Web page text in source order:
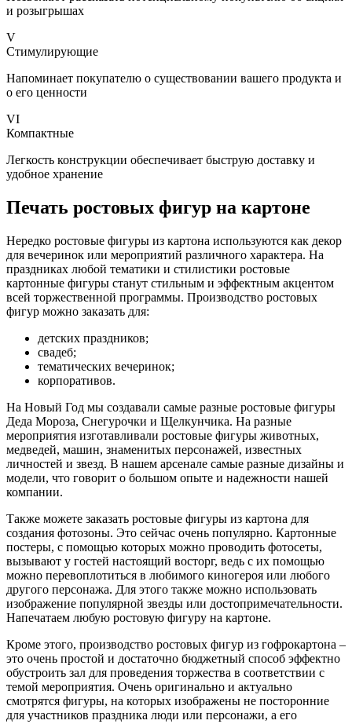
и розыгрышах
V
Стимулирующие
Напоминает покупателю о существовании вашего продукта и
о его ценности
VI
Компактные
Легкость конструкции обеспечивает быструю доставку и
удобное хранение
Печать ростовых фигур на картоне
Нередко ростовые фигуры из картона используются как декор
для вечеринок или мероприятий различного характера. На
праздниках любой тематики и стилистики ростовые
картонные фигуры станут стильным и эффектным акцентом
всей торжественной программы. Производство ростовых
фигур можно заказать для:
детских праздников;
свадеб;
тематических вечеринок;
корпоративов.
На Новый Год мы создавали самые разные ростовые фигуры
Деда Мороза, Снегурочки и Щелкунчика. На разные
мероприятия изготавливали ростовые фигуры животных,
медведей, машин, знаменитых персонажей, известных
личностей и звезд. В нашем арсенале самые разные дизайны и
модели, что говорит о большом опыте и надежности нашей
компании.
Также можете заказать ростовые фигуры из картона для
создания фотозоны. Это сейчас очень популярно. Картонные
постеры, с помощью которых можно проводить фотосеты,
вызывают у гостей настоящий восторг, ведь с их помощью
можно перевоплотиться в любимого киногероя или любого
другого персонажа. Для этого также можно использовать
изображение популярной звезды или достопримечательности.
Напечатаем любую ростовую фигуру на картоне.
Кроме этого, производство ростовых фигур из гофрокартона –
это очень простой и достаточно бюджетный способ эффектно
обустроить зал для проведения торжества в соответствии с
темой мероприятия. Очень оригинально и актуально
смотрятся фигуры, на которых изображены не посторонние
для участников праздника люди или персонажи, а его